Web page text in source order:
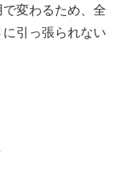
変わるため、全
引っ張られない